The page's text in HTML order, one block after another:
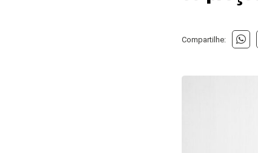
Compartilhe: